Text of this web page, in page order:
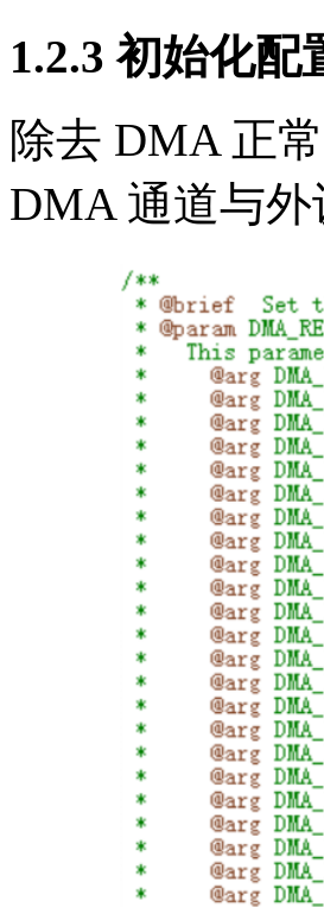
1.2.3 初始化配
除去 DMA 正
DMA 通道与